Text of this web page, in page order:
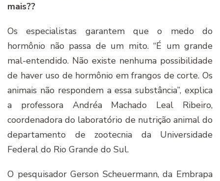
mais??
Os especialistas garantem que o medo do
hormônio não passa de um mito. “É um grande
mal-entendido. Não existe nenhuma possibilidade
de haver uso de hormônio em frangos de corte. Os
animais não respondem a essa substância”, explica
a professora Andréa Machado Leal Ribeiro,
coordenadora do laboratório de nutrição animal do
departamento de zootecnia da Universidade
Federal do Rio Grande do Sul.
O pesquisador Gerson Scheuermann, da Embrapa